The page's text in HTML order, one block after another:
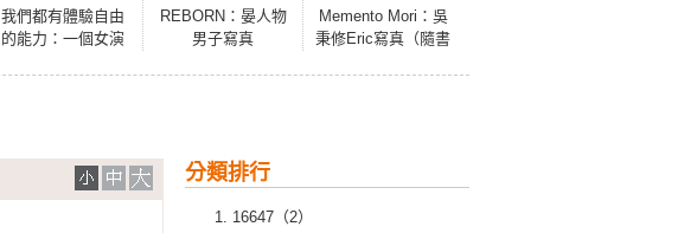
我們都有體驗自由
的能力：一個女演
REBORN：晏人物
男子寫真
Memento Mori：吳
秉修Eric寫真（隨書
分類排行
16647（2）